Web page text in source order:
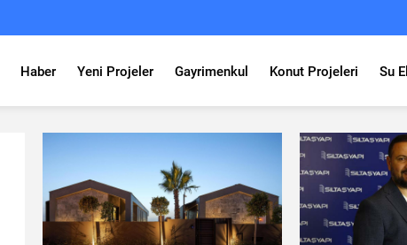
Haber Yeni Projeler Gayrimenkul Konut Projeleri Su